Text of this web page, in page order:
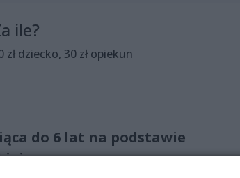
ile?
zł dziecko, 30 zł opiekun
do 6 lat na podstawie